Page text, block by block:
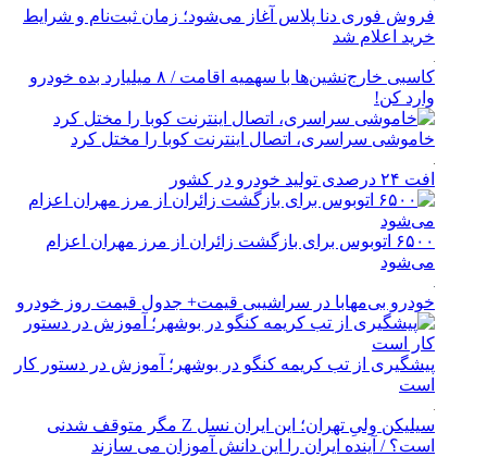
فروش فوری دنا پلاس آغاز می‌شود؛ زمان ثبت‌نام و شرایط
خرید اعلام شد
کاسبی خارج‌نشین‌ها با سهمیه اقامت / ۸ میلیارد بده خودرو
وارد کن!
خاموشی سراسری، اتصال اینترنت کوبا را مختل کرد
افت ۲۴ درصدی تولید خودرو در کشور
۶۵۰۰ اتوبوس برای بازگشت زائران از مرز مهران اعزام
می‌شود
خودرو بی‌مهابا در سراشیبی قیمت+ جدول قیمت روز خودرو
پیشگیری از تب کریمه کنگو در بوشهر؛ آموزش در دستور کار
است
سیلیکن ولیِ تهران؛ این ایران نسل Z مگر متوقف شدنی
است؟ / آینده ایران را این دانش آموزان می سازند